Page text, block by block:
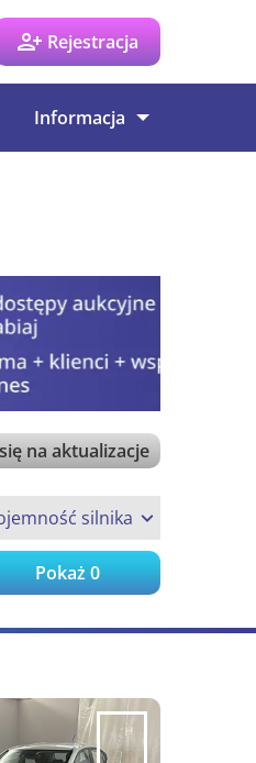
Rejestracja
Informacja
na aktualizacje
silnika
Pokaż0